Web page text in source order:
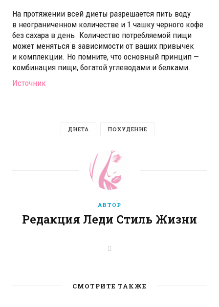
На протяжении всей диеты разрешается пить воду
в неограниченном количестве и 1 чашку черного кофе
без сахара в день. Количество потребляемой пищи
может меняться в зависимости от ваших привычек
и комплекции. Но помните, что основный принцип —
комбинация пищи, богатой углеводами и белками.
Источник
ДИЕТА ПОХУДЕНИЕ
АВТОР
Редакция Леди Стиль Жизни
e
СМОТРИТЕ ТАКЖЕ